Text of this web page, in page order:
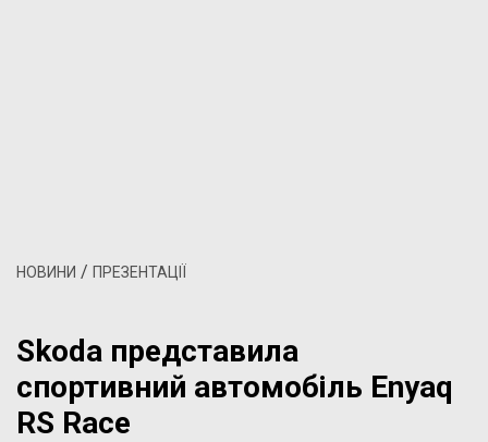
НОВИНИ / ПРЕЗЕНТАЦІЇ
Skoda представила
спортивний автомобіль Enyaq
RS Race